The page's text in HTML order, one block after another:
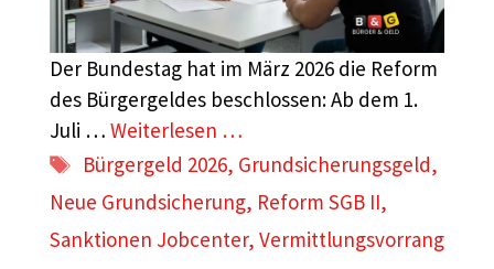
Der Bundestag hat im März 2026 die Reform
des Bürgergeldes beschlossen: Ab dem 1.
Juli … Weiterlesen …
Schlagwörter
Bürgergeld 2026, Grundsicherungsgeld,
Neue Grundsicherung, Reform SGB II,
Sanktionen Jobcenter, Vermittlungsvorrang